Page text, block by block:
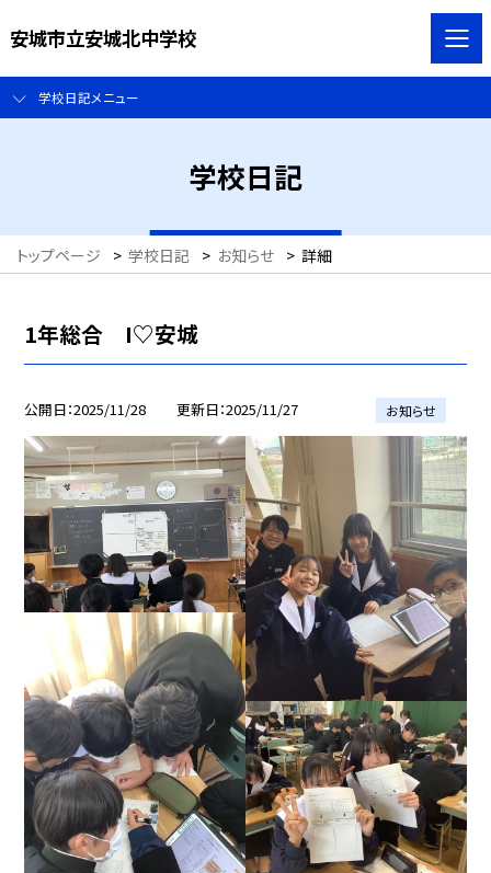
安城市立安城北中学校
学校日記メニュー
学校日記
トップページ > 学校日記 > お知らせ > 詳細
1年総合 I♡安城
公開日 2025/11/28 更新日 2025/11/27 お知らせ